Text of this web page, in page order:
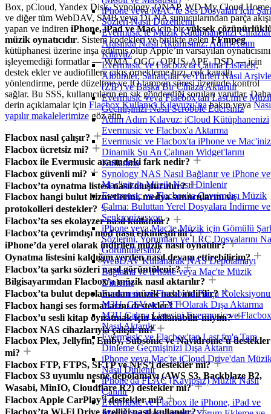
iPhone veya MAC'te Ses Dosyaları İçin
Sözleri Nasıl Düzenlenir
Evermusic'te Müzik Kütüphanenizi Cihazlar
Arasında Nasıl Aktarırsınız: Adım Adım
Kılavuz
Evermusic ve Flacbox'ta Çalma Listeleri,
Albümler, Sanatçılar ve Türleri Nasıl
(ZIP) ve Başka Bir Cihaza Aktarılır
Evermusic veya Flacbox'tan Last.fm'e
Geçmişinizi Nasıl Scrobble Edersiniz
Adım Adım Kılavuz: iCloud Kütüphanenizi
Evermusic ve Flacbox'a Aktarma
Evermusic ve Flacbox'ta iPhone ve
Dinamik Şu An Çalınan Widget'larını
Kullanma
Synology NAS Nasıl Bağlanır ve iPhone
Mac'inizde Müzik Nasıl Dinlenir
Evermusic ve Flacbox'ta Çevrimdışı Müzik
Çalma: Buluttan Yerel Dosyalara İndirme ve
Senkronizasyon
iPhone veya Mac'te Müzik için Gömülü
Sözlerini, Yorumları ve LRC Dosyalarını
Görüntülersiniz
WebDAV Kullanarak NAS Depolamayı
Bağlama ve iPhone veya Mac'te Müzik
Dinleme
Evermusic ve Flacbox'ta Parça
M3U, CSV ve TXT Olarak Dışa Aktarma
M3U Çalma Listesini Evermusic ve
Nasıl Aktarılır
Evermusic ve Flacbox'tan Last.fm'e Tam
Dinleme Geçmişinizi Dışa Aktarın
iPhone veya Mac'te iCloud Drive'dan
Nasıl Dinlenir
iPhone'da FLAC (Kayıpsız) Müzik Nasıl
Çalınır
Evermusic ve Flacbox ile iPhone, iPad ve
Box, pCloud, Yandex Disk, Synology, QNAP, WD My Cloud Home
ve diğer tüm WebDAV, SMB veya DLNA sunucularından parça akışı
yapan ve indiren iPhone, iPad ve Maciçin biryüksek
müzik oynatıcıdır. Sistem kodekleri ve birlikte gelenFFmpeg
kütüphanesi üzerine inşa edilmiş olup Apple’ın varsayılan
işleyemediği formatlar — WMA, OGG, OPUS, APE, DSD — için
destek ekler ve audiofillere çıkış örnekleme hızı, çok kanallı
yönlendirme, perde düzeltme ve IO tampon süresi üzerinde kontrol
sağlar. Bu SSS, kullanıcıların en sık gönderdiği soruları yanıtlar. Daha
derin açıklamalar için Flacbox Kullanıcı Kılavuzu’nabakın veya
yapılır makalelerimize göz atın.
Flacbox nasıl çalışır?
Flacbox ücretsiz mi?
Flacbox ile Evermusic arasındaki fark nedir?
Flacbox güvenli mi?
Flacbox’ta oynatma listesi nasıl oluşturulur?
Flacbox hangi bulut hizmetlerini, medya sunucularını ve
protokolleri destekler?
Flacbox’ta ses ekolayzer nasıl kullanılır?
Flacbox’ta çevrimdışı mod nasıl etkinleştirilir?
iPhone’da yerel olarak indirilen müzik nasıl oynatılır?
Oynatma listesini kaldığım yerden nasıl devam ettirebilirim?
Flacbox’ta şarkı sözleri nasıl görüntülenir?
Bilgisayarımdan Flacbox’a müzik nasıl aktarılır?
Flacbox’ta bulut depolamadan müzik nasıl indirilir?
Flacbox hangi ses formatlarını destekler?
Flacbox’u sesli kitap oynatmak için kullanabilir miyim?
Flacbox NAS cihazlarıyla çalışır mı?
Flacbox Plex, Jellyfin, Emby, Subsonic ve Navidrome’u destekler
mi?
Flacbox FTP, FTPS, SFTP ve NFS’i destekler mi?
Flacbox S3 uyumlu nesne depolamayı (AWS S3, Backblaze B2,
Wasabi, MinIO, Cloudflare R2) destekler mi?
Flacbox Apple CarPlay’i destekler mi?
Flacbox’ta Wi-Fi Drive özelliği nasıl kullanılır?